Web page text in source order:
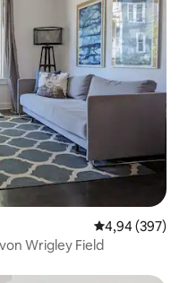
4,94 (397)
Wrigley Field